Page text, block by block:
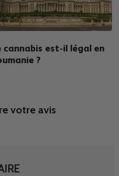
cannabis est-il légal en
?
votre avis